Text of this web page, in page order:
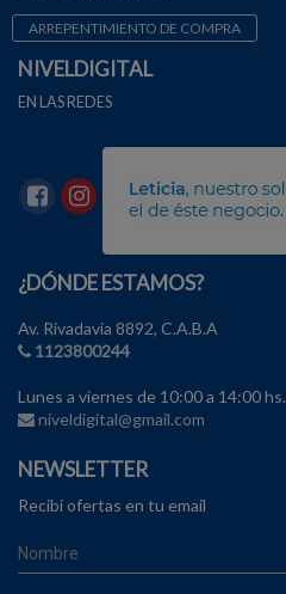
ARREPENTIMIENTO DE COMPRA
NIVELDIGITAL
EN LAS REDES
¿DÓNDE ESTAMOS?
Av. Rivadavia 8892, C.A.B.A
1123800244
Lunes a viernes de 10:00 a 14:00 hs.
niveldigital@gmail.com
NEWSLETTER
Recibí ofertas en tu email